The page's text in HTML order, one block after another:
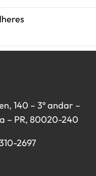
140 – 3º andar –
– PR, 80020-240
2697